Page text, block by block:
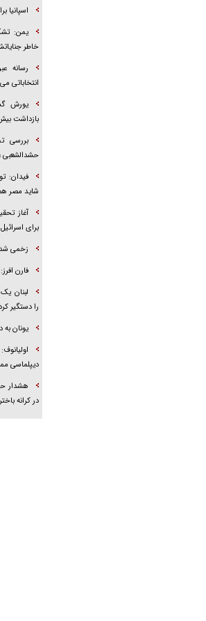
اسپانیا
یمن:
خاطر
رسانه
انتخاباتی
یورش
بازداشت بیش از
بررسی
حشدالشعبی
شاید مصر
آغاز
برای اسرائیل
زخمی شدن ۴ شهروند یمنی در حمله
فارن
لبنان
را دستگیر
یونان
دیپلماسی
هشدار
در کرانه